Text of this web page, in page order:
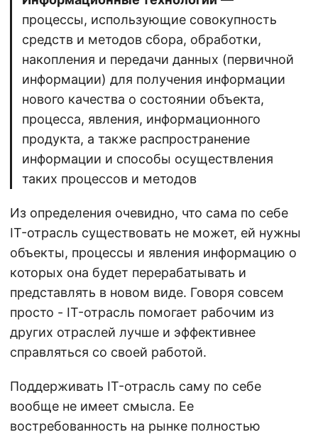
процессы, использующие совокупность
средств и методов сбора, обработки,
накопления и передачи данных (первичной
информации) для получения информации
нового качества о состоянии объекта,
процесса, явления, информационного
продукта, а также распространение
информации и способы осуществления
таких процессов и методов
Из определения очевидно, что сама по себе
IT-отрасль существовать не может, ей нужны
объекты, процессы и явления информацию о
которых она будет перерабатывать и
представлять в новом виде. Говоря совсем
просто - IT-отрасль помогает рабочим из
других отраслей лучше и эффективнее
справляться со своей работой.
Поддерживать IT-отрасль саму по себе
вообще не имеет смысла. Ее
востребованность на рынке полностью